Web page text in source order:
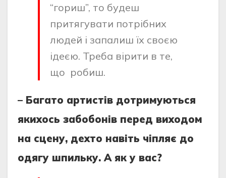
“гориш”, то будеш
притягувати потрібних
людей і запалиш їх своєю
ідеєю. Треба вірити в те,
що робиш.
– Багато артистів дотримуються
якихось забобонів перед виходом
на сцену, дехто навіть чіпляє до
одягу шпильку. А як у вас?